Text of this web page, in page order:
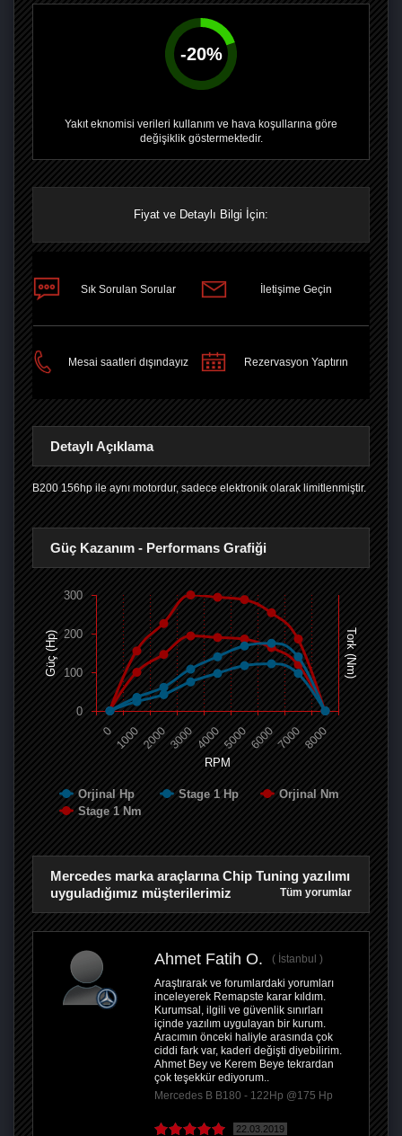
-20%
Yakıt eknomisi verileri kullanım ve hava koşullarına göre
değişiklik göstermektedir.
Fiyat ve Detaylı Bilgi İçin:
Sık Sorulan Sorular İletişime Geçin
Mesai saatleri dışındayız Rezervasyon Yaptırın
Detaylı Açıklama
B200 156hp ile aynı motordur, sadece elektronik olarak limitlenmiştir.
Güç Kazanım - Performans Grafiği
RPM
Güç (Hp) Tork (Nm)
Orjinal Hp Stage 1 Hp
Orjinal Nm
Stage 1 Nm
0 100020003000 40005000600070008000
0
100
200
300
Mercedes marka araçlarına Chip Tuning yazılımı
uyguladığımız müşterilerimiz
Tüm yorumlar
Ahmet Fatih O.
İstanbul
Araştırarak ve forumlardaki yorumları
inceleyerek Remapste karar kıldım.
Kurumsal, ilgili ve güvenlik sınırları
içinde yazılım uygulayan bir kurum.
Aracımın önceki haliyle arasında çok
ciddi fark var, kaderi değişti diyebilirim.
Ahmet Bey ve Kerem Beye tekrardan
çok teşekkür ediyorum..
Mercedes B B180 - 122Hp @175 Hp
22.03.2019